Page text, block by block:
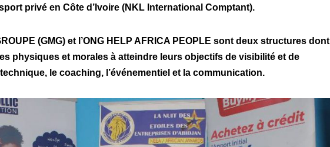
privé en Côte d’Ivoire (NKL International Comptant).
(GMG) et l’ONG HELP AFRICA PEOPLE sont deux structures dont
physiques et morales à atteindre leurs objectifs de visibilité et de
le coaching, l’événementiel et la communication.